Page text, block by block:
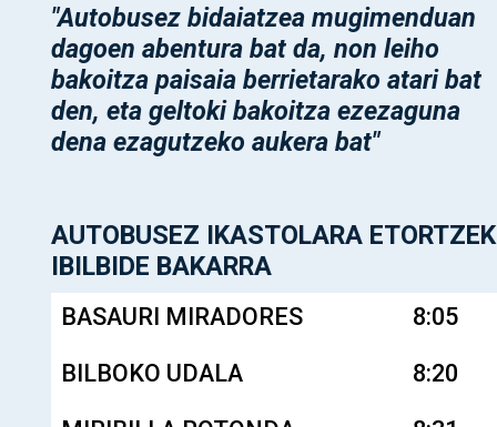
"Autobusez bidaiatzea mugimenduan
dagoen abentura bat da, non leiho
bakoitza paisaia berrietarako atari bat
den, eta geltoki bakoitza ezezaguna
dena ezagutzeko aukera bat"
AUTOBUSEZ IKASTOLARA
IBILBIDE BAKARRA
BASAURI MIRADORES 8:05
BILBOKO UDALA 8:20